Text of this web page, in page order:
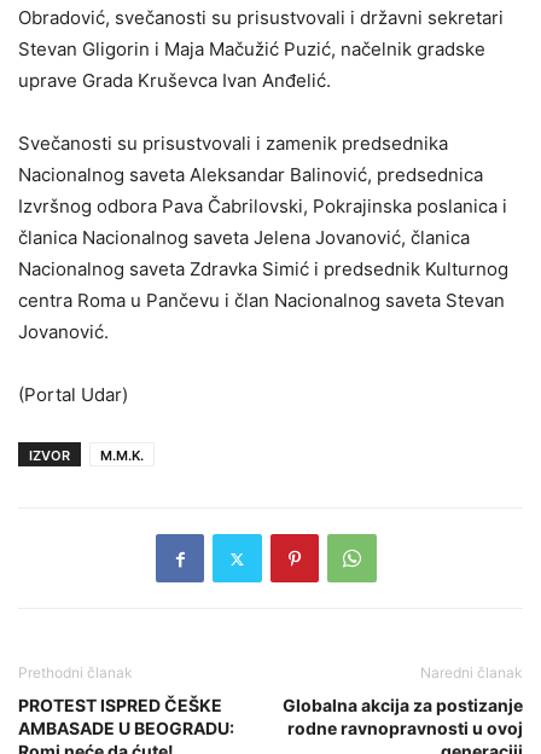
Obradović, svečanosti su prisustvovali i državni sekretari
Stevan Gligorin i Maja Mačužić Puzić, načelnik gradske
uprave Grada Kruševca Ivan Anđelić.
Svečanosti su prisustvovali i zamenik predsednika
Nacionalnog saveta Aleksandar Balinović, predsednica
Izvršnog odbora Pava Čabrilovski, Pokrajinska poslanica i
članica Nacionalnog saveta Jelena Jovanović, članica
Nacionalnog saveta Zdravka Simić i predsednik Kulturnog
centra Roma u Pančevu i član Nacionalnog saveta Stevan
Jovanović.
(Portal Udar)
IZVOR M.M.K.
Prethodni članak
PROTEST ISPRED ČEŠKE
AMBASADE U BEOGRADU:
Naredni članak
Globalna akcija za postizanje
rodne ravnopravnosti u ovoj